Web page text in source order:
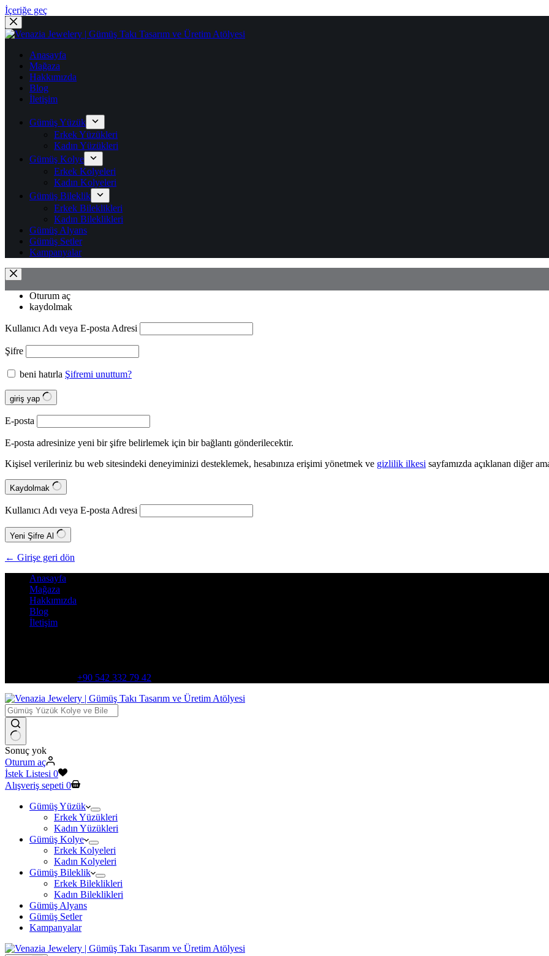
İçeriğe geç
Anasayfa
Mağaza
Hakkımızda
Blog
İletişim
Gümüş Yüzük
Erkek Yüzükleri
Kadın Yüzükleri
Gümüş Kolye
Erkek Kolyeleri
Kadın Kolyeleri
Gümüş Bileklik
Erkek Bileklikleri
Kadın Bileklikleri
Gümüş Alyans
Gümüş Setler
Kampanyalar
Oturum aç
kaydolmak
Kullanıcı Adı veya E-posta Adresi
Şifre
beni hatırla Şifremi unuttum?
giriş yap
E-posta
E-posta adresinize yeni bir şifre belirlemek için bir bağlantı gönderilecektir.
Kişisel verileriniz bu web sitesindeki deneyiminizi desteklemek, hesabınıza erişimi yönetmek ve gizlilik ilkesi sayfamızda açıklanan diğer
Kaydolmak
Kullanıcı Adı veya E-posta Adresi
Yeni Şifre Al
← Girişe geri dön
Anasayfa
Mağaza
Hakkımızda
Blog
İletişim
+90 542 332 79 42
Sonuç yok
Oturum aç
İstek Listesi 0
Alışveriş sepeti 0
Gümüş Yüzük
Erkek Yüzükleri
Kadın Yüzükleri
Gümüş Kolye
Erkek Kolyeleri
Kadın Kolyeleri
Gümüş Bileklik
Erkek Bileklikleri
Kadın Bileklikleri
Gümüş Alyans
Gümüş Setler
Kampanyalar